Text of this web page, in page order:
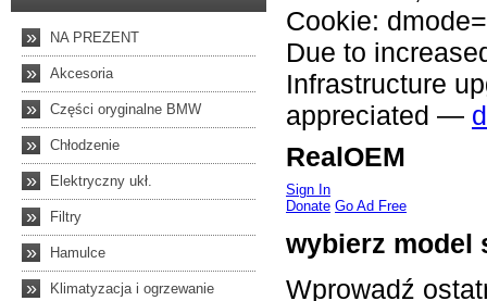
» NA PREZENT
» Akcesoria
» Części oryginalne BMW
» Chłodzenie
» Elektryczny ukł.
» Filtry
» Hamulce
» Klimatyzacja i ogrzewanie